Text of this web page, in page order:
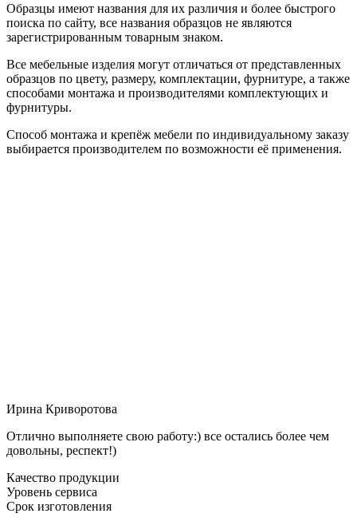
Образцы имеют названия для их различия и более быстрого
поиска по сайту, все названия образцов не являются
зарегистрированным товарным знаком.
Все мебельные изделия могут отличаться от представленных
образцов по цвету, размеру, комплектации, фурнитуре, а также
способами монтажа и производителями комплектующих и
фурнитуры.
Способ монтажа и крепёж мебели по индивидуальному заказу
выбирается производителем по возможности её применения.
Ирина Криворотова
Отлично выполняете свою работу:) все остались более чем
довольны, респект!)
Качество продукции
Уровень сервиса
Срок изготовления